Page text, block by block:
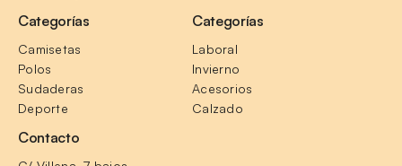
Categorías
Camisetas
Polos
Sudaderas
Deporte
Categorías
Laboral
Invierno
Acesorios
Calzado
Contacto